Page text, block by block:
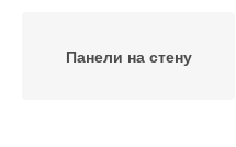
Панели на стену